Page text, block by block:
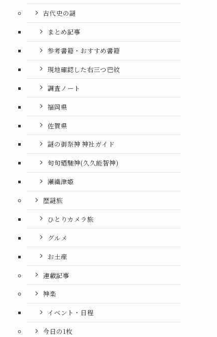
古代史の謎
まとめ記事
参考書籍・おすすめ書籍
現地確認した右三つ巴紋
調査ノート
福岡県
佐賀県
謎の御祭神 神社ガイド
句句廼馳神(久久能智神)
瀬織津姫
歴謎旅
ひとりカメラ旅
グルメ
お土産
連載記事
神楽
イベント・日程
今日の1枚